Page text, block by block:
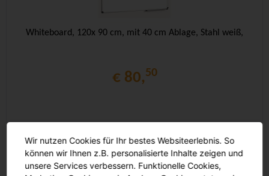
Whiteboard, 120x 90 cm, mit 40 cm Ablage, Stahl weiß,
€ 80,50
Wir nutzen Cookies für Ihr bestes Websiteerlebnis. So
können wir Ihnen z.B. personalisierte Inhalte zeigen und
unsere Services verbessern. Funktionelle Cookies,